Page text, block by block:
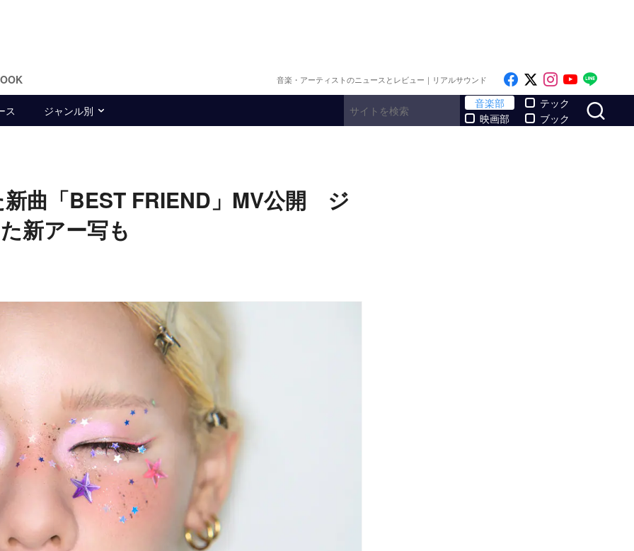
音楽・アーティストのニュースとレビュー｜リアルサウンド Like on Facebook
Follow on x
Follow on
Follow
ス ジャンル別
音楽部
映画部
テック
ブック
曲「BEST FRIEND」MV公開 ジ
新アー写も